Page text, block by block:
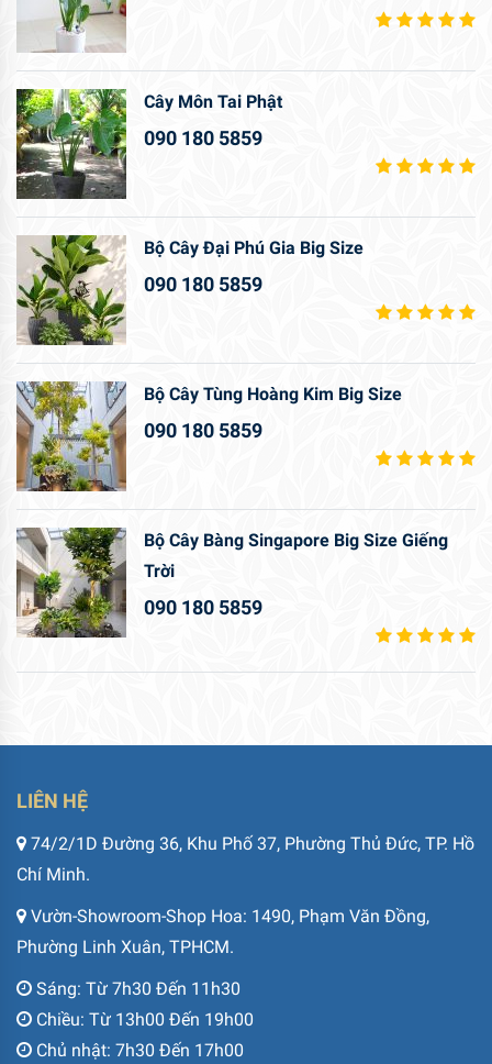
Cây Môn Tai Phật
090 180 5859
Bộ Cây Đại Phú Gia Big Size
090 180 5859
Bộ Cây Tùng Hoàng Kim Big Size
090 180 5859
Bộ Cây Bàng Singapore Big Size Giếng
Trời
090 180 5859
LIÊN HỆ
74/2/1D Đường 36, Khu Phố 37, Phường Thủ Đức, TP. Hồ
Chí Minh.
Vườn-Showroom-Shop Hoa: 1490, Phạm Văn Đồng,
Phường Linh Xuân, TPHCM.
Sáng: Từ 7h30 Đến 11h30
Chiều: Từ 13h00 Đến 19h00
Chủ nhật: 7h30 Đến 17h00